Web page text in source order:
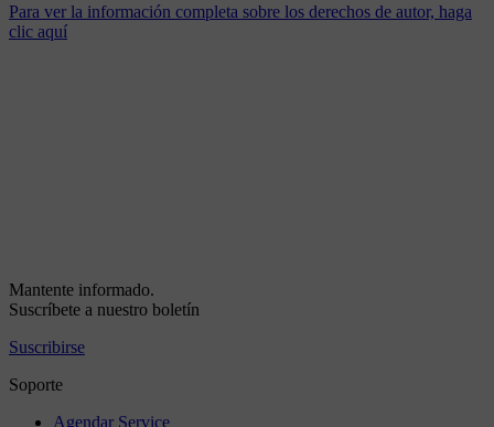
Para ver la información completa sobre los derechos de autor, haga
clic aquí